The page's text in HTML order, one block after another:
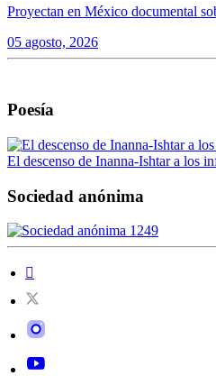
Proyectan en México documental
05 agosto, 2026
Poesía
El descenso de Inanna-Ishtar a los
Sociedad anónima